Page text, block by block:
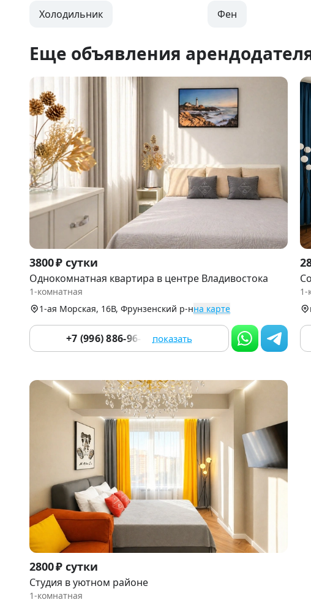
Холодильник Фен
Еще объявления
Item
1
of
3800 ₽ сутки
Однокомнатная квартира в центре Владивостока
1-комнатная
1-ая Морская, 16В, Фрунзенский р-нна карте
+7 (996) 886-96-86 показать
1
of
1-
Item
1
of
2800 ₽ сутки
Студия в уютном районе
1-комнатная